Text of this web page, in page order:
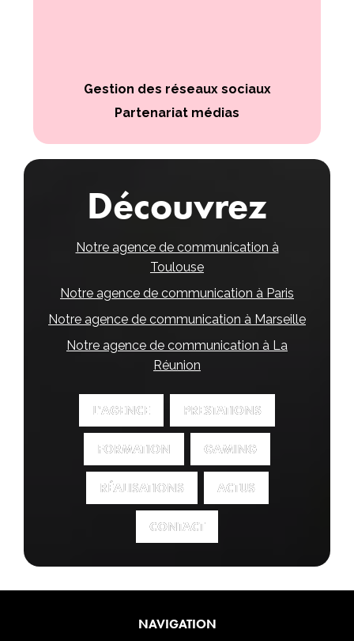
Gestion des réseaux sociaux
Partenariat médias
Découvrez
Notre agence de communication à
Toulouse
Notre agence de communication à Paris
Notre agence de communication à Marseille
Notre agence de communication à La
Réunion
L'AGENCE
L'AGENCE PRESTATIONS
PRESTATIONS
FORMATION
FORMATION GAMING
GAMING
RÉALISATIONS
RÉALISATIONS ACTUS
ACTUS
CONTACT
CONTACT
NAVIGATION